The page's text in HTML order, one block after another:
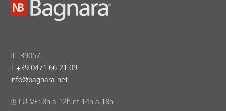
IT -39057
T +39 0471 66 21 09
info@bagnara.net
◷ LU-VE: 8h à 12h et 14h à 18h